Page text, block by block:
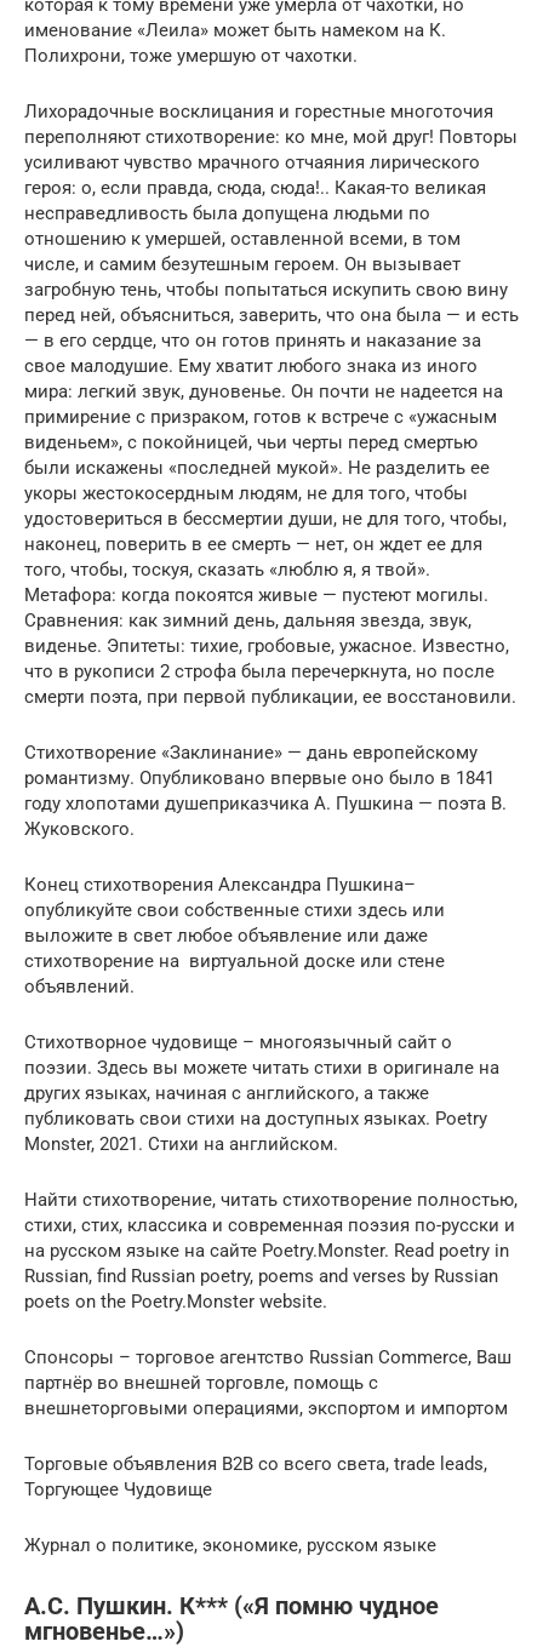
которая к тому времени уже умерла от чахотки, но
именование «Леила» может быть намеком на К.
Полихрони, тоже умершую от чахотки.
Лихорадочные восклицания и горестные многоточия
переполняют стихотворение: ко мне, мой друг! Повторы
усиливают чувство мрачного отчаяния лирического
героя: о, если правда, сюда, сюда!.. Какая-то великая
несправедливость была допущена людьми по
отношению к умершей, оставленной всеми, в том
числе, и самим безутешным героем. Он вызывает
загробную тень, чтобы попытаться искупить свою вину
перед ней, объясниться, заверить, что она была — и есть
— в его сердце, что он готов принять и наказание за
свое малодушие. Ему хватит любого знака из иного
мира: легкий звук, дуновенье. Он почти не надеется на
примирение с призраком, готов к встрече с «ужасным
виденьем», с покойницей, чьи черты перед смертью
были искажены «последней мукой». Не разделить ее
укоры жестокосердным людям, не для того, чтобы
удостовериться в бессмертии души, не для того, чтобы,
наконец, поверить в ее смерть — нет, он ждет ее для
того, чтобы, тоскуя, сказать «люблю я, я твой».
Метафора: когда покоятся живые — пустеют могилы.
Сравнения: как зимний день, дальняя звезда, звук,
виденье. Эпитеты: тихие, гробовые, ужасное. Известно,
что в рукописи 2 строфа была перечеркнута, но после
смерти поэта, при первой публикации, ее восстановили.
Стихотворение «Заклинание» — дань европейскому
романтизму. Опубликовано впервые оно было в 1841
году хлопотами душеприказчика А. Пушкина — поэта В.
Жуковского.
Конец стихотворения Александра Пушкина–
опубликуйте свои собственные стихи здесь или
выложите в свет любое объявление или даже
стихотворение на виртуальной доске или стене
объявлений.
Стихотворное чудовище – многоязычный сайт о
поэзии. Здесь вы можете читать стихи в оригинале на
других языках, начиная с английского, а также
публиковать свои стихи на доступных языках. Poetry
Monster, 2021. Стихи на английском.
Найти стихотворение, читать стихотворение полностью,
стихи, стих, классика и современная поэзия по-русски и
на русском языке на сайте Poetry.Monster. Read poetry in
Russian, find Russian poetry, poems and verses by Russian
poets on the Poetry.Monster website.
Спонсоры – торговое агентство Russian Commerce, Ваш
партнёр во внешней торговле, помощь с
внешнеторговыми операциями, экспортом и импортом
Торговые объявления B2B со всего света, trade leads,
Торгующее Чудовище
Журнал о политике, экономике, русском языке
А.С. Пушкин. К*** («Я помню чудное
мгновенье…»)